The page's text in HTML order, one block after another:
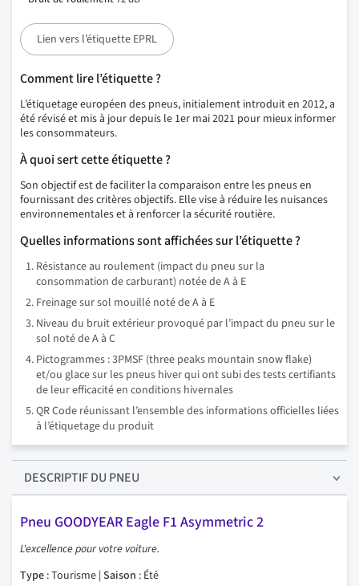
Lien vers l’étiquette EPRL
Comment lire l’étiquette ?
L’étiquetage européen des pneus, initialement introduit en 2012, a
été révisé et mis à jour depuis le 1er mai 2021 pour mieux informer
les consommateurs.
À quoi sert cette étiquette ?
Son objectif est de faciliter la comparaison entre les pneus en
fournissant des critères objectifs. Elle vise à réduire les nuisances
environnementales et à renforcer la sécurité routière.
Quelles informations sont affichées sur l’étiquette ?
Résistance au roulement (impact du pneu sur la
consommation de carburant) notée de A à E
Freinage sur sol mouillé noté de A à E
Niveau du bruit extérieur provoqué par l’impact du pneu sur le
sol noté de A à C
Pictogrammes : 3PMSF (three peaks mountain snow flake)
et/ou glace sur les pneus hiver qui ont subi des tests certifiants
de leur efficacité en conditions hivernales
QR Code réunissant l’ensemble des informations officielles liées
à l’étiquetage du produit
DESCRIPTIFDU PNEU
Pneu GOODYEAR Eagle F1 Asymmetric 2
L'excellence pour votre voiture.
Type : Tourisme | Saison : Été